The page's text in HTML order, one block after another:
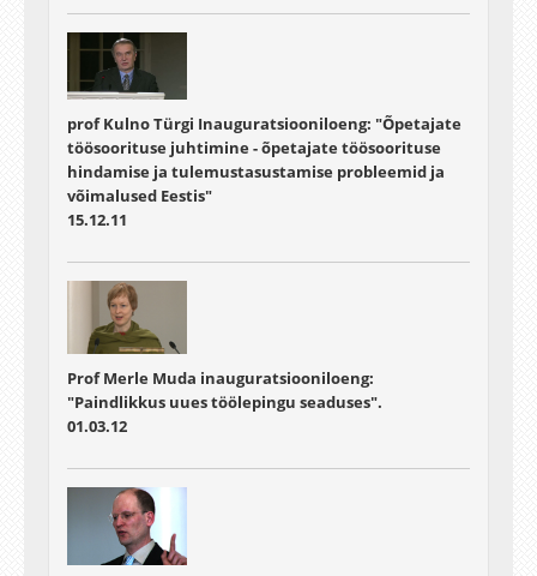
prof Kulno Türgi Inauguratsiooniloeng: "Õpetajate
töösoorituse juhtimine - õpetajate töösoorituse
hindamise ja tulemustasustamise probleemid ja
võimalused Eestis"
15.12.11
Prof Merle Muda inauguratsiooniloeng:
"Paindlikkus uues töölepingu seaduses".
01.03.12